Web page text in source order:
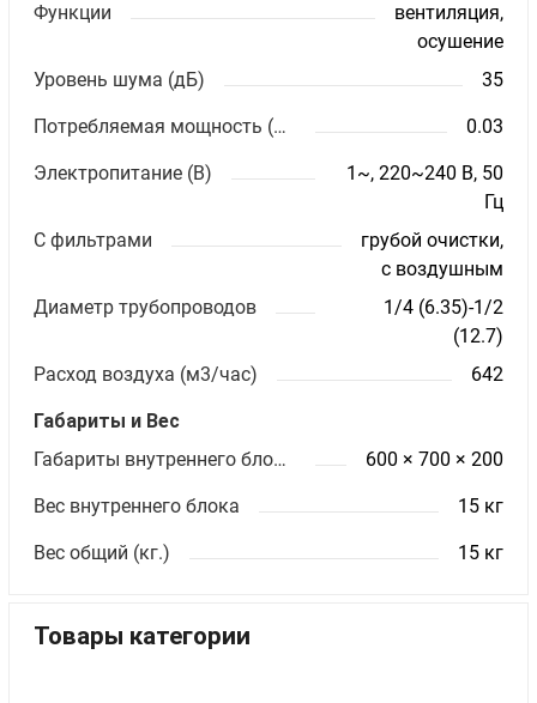
Функции
вентиляция,
осушение
Уровень шума (дБ)
35
Потребляемая мощность (кВт) 0.03
Электропитание (В)
1~, 220~240 В, 50
Гц
С фильтрами
грубой очистки,
с воздушным
Диаметр трубопроводов
1/4 (6.35)-1/2
(12.7)
Расход воздуха (м3/час)
642
Габариты и Вес
Габариты внутреннего блока ШхВхГ (мм)
600 × 700 × 200
Вес внутреннего блока 15 кг
Вес общий (кг.) 15 кг
Товары категории